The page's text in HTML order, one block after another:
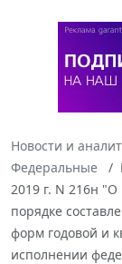
Новости и
Федеральные
2019 г. N 216н
порядке
форм годовой и
исполнении